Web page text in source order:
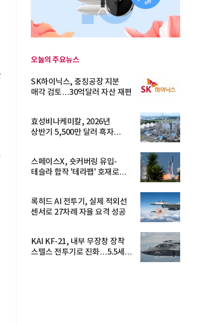
오늘의 주요뉴스
SK하이닉스, 충칭공장 지분
매각 검토…30억달러 자산 재편
효성비나케미칼, 2026년
상반기 5,500만 달러 흑자
스페이스X, 숏커버링 유입-
테슬라 합작 '테라팹' 호재로
록히드 AI 전투기, 실제 적외선
센서로 27차례 자율 요격 성공
KAI KF-21, 내부 무장창 장착
스텔스 전투기로 진화…5.5세대